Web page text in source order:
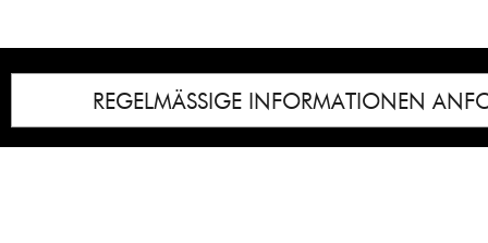
REGELMÄSSIGE INFORMATIONEN